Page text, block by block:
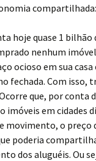
hoje quase 1 bilhão
nenhum
ocioso em sua
fechada. Com isso,
que, por conta
em cidades
o preço
poderia
dos aluguéis. Ou